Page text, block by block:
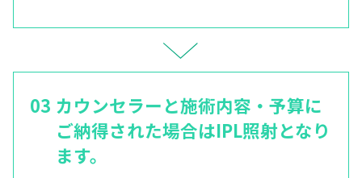
カウンセラーと施術内容・予算に
ご納得された場合はIPL照射となり
ます。